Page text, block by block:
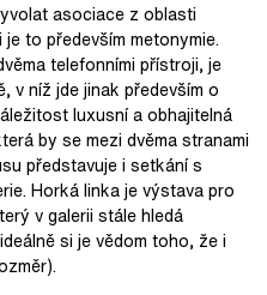
asociace z oblasti
to především metonymie.
telefonními přístroji, je
v níž jde jinak především o
luxusní a obhajitelná
by se mezi dvěma stranami
představuje i setkání s
Horká linka je výstava pro
v galerii stále hledá
si je vědom toho, že i